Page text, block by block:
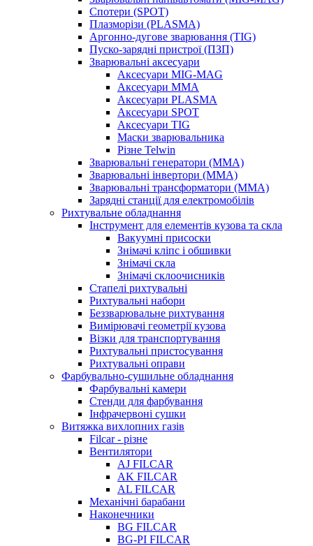
Спотери (SPOT)
Плазморізи (PLASMA)
Аргонно-дугове зварювання (TIG)
Пуско-зарядні пристрої (ПЗП)
Зварювальні аксесуари
Аксесуари MIG-MAG
Аксесуари MMA
Аксесуари PLASMA
Аксесуари SPOT
Аксесуари TIG
Маски зварювальника
Різне Telwin
Зварювальні генератори (MMA)
Зварювальні інвертори (MMA)
Зварювальні трансформатори (MMA)
Зарядні станції для електромобілів
Рихтувальне обладнання
Інструмент для елементів кузова та скла
Вакуумні присоски
Знімачі кліпс і обшивки
Знімачі скла
Знімачі склоочисників
Стапелі рихтувальні
Рихтувальні набори
Беззварювальне рихтування
Вимірювачі геометрії кузова
Візки для транспортування
Рихтувальні пристосування
Рихтувальні оправи
Фарбувально-сушильне обладнання
Фарбувальні камери
Стенди для фарбування
Інфрачервоні сушки
Витяжка вихлопних газів
Filcar - різне
Вентилятори
AJ FILCAR
AK FILCAR
AL FILCAR
Механічні барабани
Наконечники
BG FILCAR
BG-PI FILCAR